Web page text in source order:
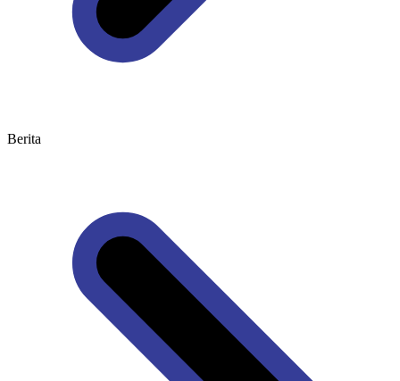
Berita